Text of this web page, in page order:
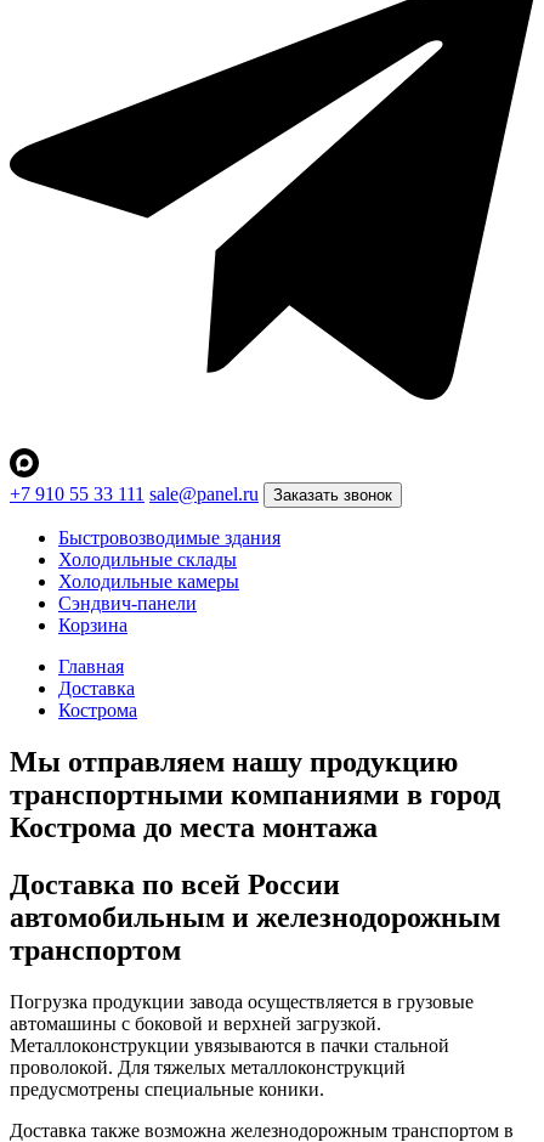
+7 910 55 33 111 sale@panel.ru Заказать звонок
Быстровозводимые здания
Холодильные склады
Холодильные камеры
Сэндвич-панели
Корзина
Главная
Доставка
Кострома
Мы отправляем нашу продукцию
транспортными компаниями в город
Кострома до места монтажа
Доставка по всей России
автомобильным и железнодорожным
транспортом
Погрузка продукции завода осуществляется в грузовые
автомашины с боковой и верхней загрузкой.
Металлоконструкции увязываются в пачки стальной
проволокой. Для тяжелых металлоконструкций
предусмотрены специальные коники.
Доставка также возможна железнодорожным транспортом в